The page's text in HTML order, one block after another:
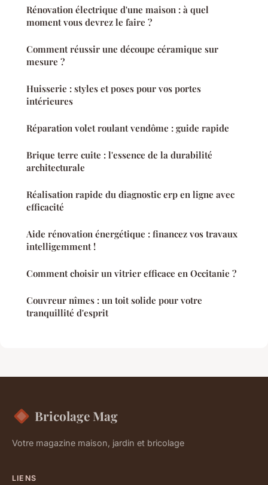
Rénovation électrique d'une maison : à quel
moment vous devrez le faire ?
Comment réussir une découpe céramique sur
mesure ?
Huisserie : styles et poses pour vos portes
intérieures
Réparation volet roulant vendôme : guide rapide
Brique terre cuite : l'essence de la durabilité
architecturale
Réalisation rapide du diagnostic erp en ligne avec
efficacité
Aide rénovation énergétique : financez vos travaux
intelligemment !
Comment choisir un vitrier efficace en Occitanie ?
Couvreur nîmes : un toit solide pour votre
tranquillité d'esprit
Bricolage Mag
Votre magazine maison, jardin et bricolage
LIENS